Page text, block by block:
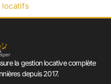
locatifs
la gestion locative complète
depuis 2017.